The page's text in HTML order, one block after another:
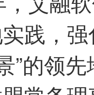
践，
”的领